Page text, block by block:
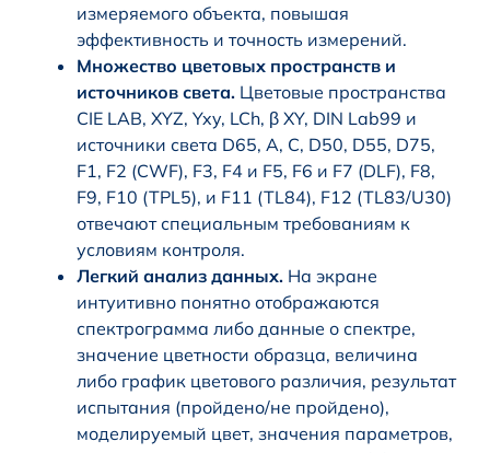
измеряемого объекта, повышая
эффективность и точность измерений.
Множество цветовых пространств и
источников света. Цветовые пространства
CIE LAB, XYZ, Yxy, LCh, β XY, DIN Lab99 и
источники света D65, A, C, D50, D55, D75,
F1, F2 (CWF), F3, F4 и F5, F6 и F7 (DLF), F8,
F9, F10 (TPL5), и F11 (TL84), F12 (TL83/U30)
отвечают специальным требованиям к
условиям контроля.
Легкий анализ данных. На экране
интуитивно понятно отображаются
спектрограмма либо данные о спектре,
значение цветности образца, величина
либо график цветового различия, результат
испытания (пройдено/не пройдено),
моделируемый цвет, значения параметров,